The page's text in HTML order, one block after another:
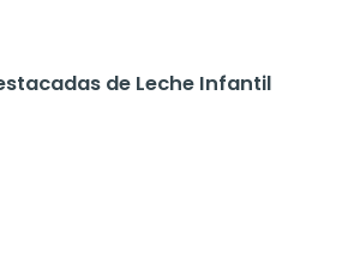
de Leche Infantil